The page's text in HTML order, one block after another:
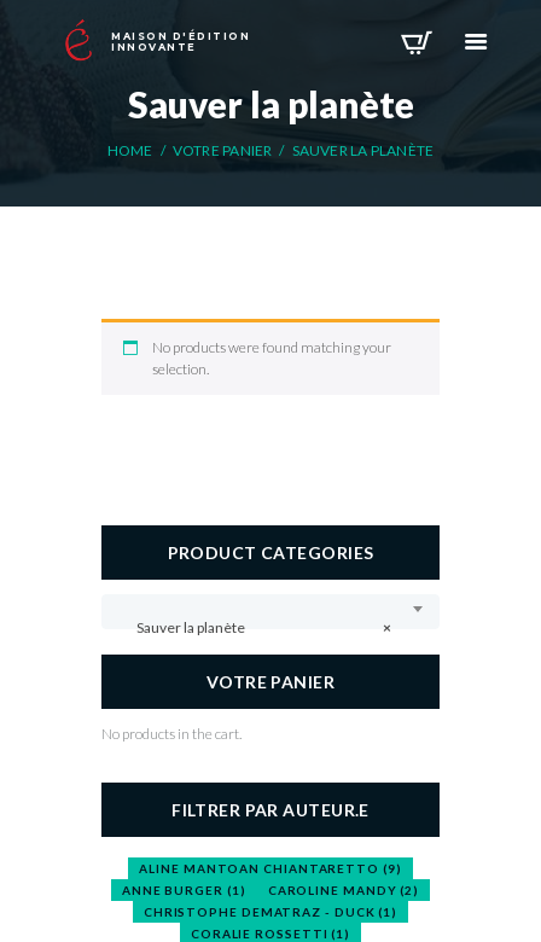
MAISON D'ÉDITION
INNOVANTE
Sauver la planète
HOME VOTRE PANIER SAUVER LA PLANÈTE
No products were found matching your
selection.
PRODUCT CATEGORIES
×
Sauver la planète
VOTRE PANIER
No products in the cart.
FILTRER PAR AUTEUR.E
ALINE MANTOAN CHIANTARETTO (9)
ANNE BURGER (1) CAROLINE MANDY (2)
CHRISTOPHE DEMATRAZ - DUCK (1)
CORALIE ROSSETTI (1)